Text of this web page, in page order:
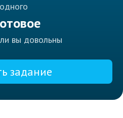
вы довольны
задание